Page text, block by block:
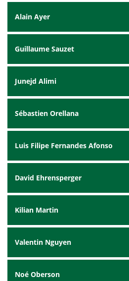
Alain Ayer
Guillaume Sauzet
Junejd Alimi
Sébastien Orellana
Luis Filipe Fernandes Afonso
David Ehrensperger
Kilian Martin
Valentin Nguyen
Noé Oberson